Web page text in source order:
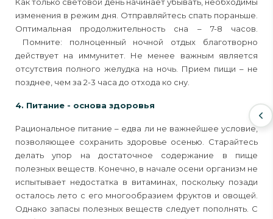
изменения в режим дня. Отправляйтесь спать пораньше.
Оптимальная продолжительность сна – 7-8 часов.
Помните: полноценный ночной отдых благотворно
действует на иммунитет. Не менее важным является
отсутствия полного желудка на ночь. Прием пищи – не
позднее, чем за 2-3 часа до отхода ко сну.
4. Питание - основа здоровья
Рациональное питание – едва ли не важнейшее условие,
позволяющее сохранить здоровье осенью. Старайтесь
делать упор на достаточное содержание в пище
полезных веществ. Конечно, в начале осени организм не
испытывает недостатка в витаминах, поскольку позади
осталось лето с его многообразием фруктов и овощей.
Однако запасы полезных веществ следует пополнять. С